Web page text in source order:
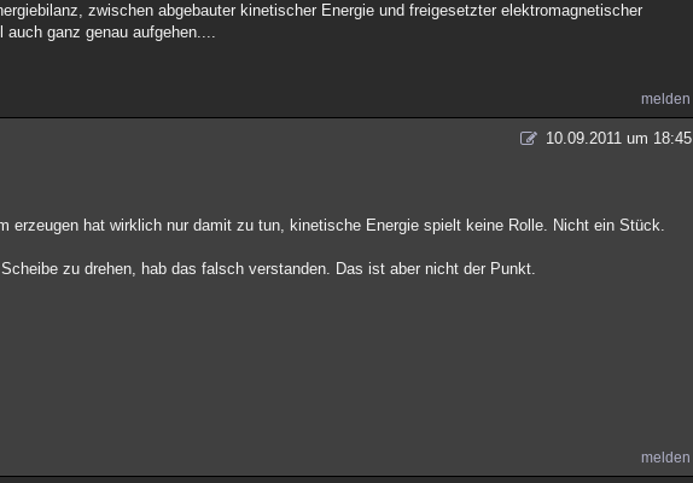
zwischen abgebauter kinetischer Energie und freigesetzter elektromagnetischer
auch ganz genau aufgehen....
melden
10.09.2011 um 18:45
erzeugen hat wirklich nur damit zu tun, kinetische Energie spielt keine Rolle. Nicht ein Stück.
zu drehen, hab das falsch verstanden. Das ist aber nicht der Punkt.
melden